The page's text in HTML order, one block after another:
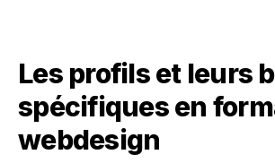
Les profils et leurs
spécifiques en
webdesign